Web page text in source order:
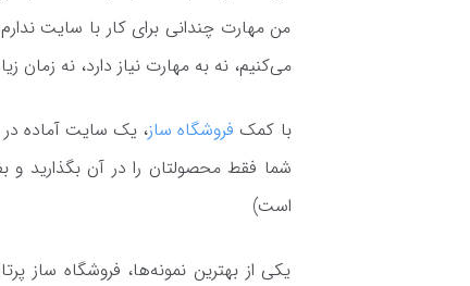
من مهارت چندانی برای کار با سایت
می‌کنیم، نه به مهارت نیاز دارد، نه زمان
با کمک فروشگاه ساز، یک سایت آماده
شما فقط محصولتان را در آن بگذارید و
است)
یکی از بهترین نمونه‌ها، فروشگاه